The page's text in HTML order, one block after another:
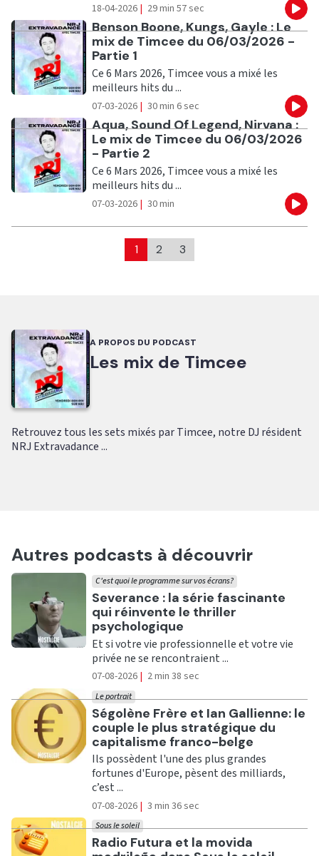
18-04-2026 | 29 min 57 sec
Ecouter
Benson Boone, Kungs, Gayle : Le
mix de Timcee du 06/03/2026 -
Partie 1
Ce 6 Mars 2026, Timcee vous a mixé les
meilleurs hits du ...
07-03-2026 | 30 min 6 sec
Ecouter
Aqua, Sound Of Legend, Nirvana :
Le mix de Timcee du 06/03/2026
- Partie 2
Ce 6 Mars 2026, Timcee vous a mixé les
meilleurs hits du ...
07-03-2026 | 30 min
1 2 3
A PROPOS DU PODCAST
Les mix de Timcee
Retrouvez tous les sets mixés par Timcee, notre DJ résident
NRJ Extravadance ...
Autres podcasts à découvrir
Ecouter
Severance : la série fascinante
qui réinvente le thriller
psychologique
C'est quoi le programme sur vos écrans?
Et si votre vie professionnelle et votre vie
privée ne se rencontraient ...
07-08-2026 | 2 min 38 sec
Ecouter
Ségolène Frère et Ian Gallienne: le
couple le plus stratégique du
capitalisme franco-belge
Le portrait
Ils possèdent l'une des plus grandes
fortunes d'Europe, pèsent des milliards,
c’est ...
07-08-2026 | 3 min 36 sec
Ecouter
Radio Futura et la movida
Sous le soleil